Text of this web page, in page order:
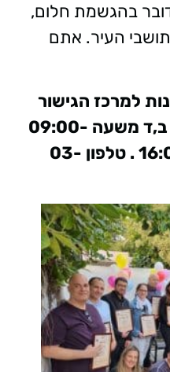
בהגשמת חלום,
העיר. אתם
למרכז הגישור
ברחוב חלמית 9, בימים ב,ד משעה 09:00-
12:00 ויום ג 16:00-19:00 . טלפון 03-